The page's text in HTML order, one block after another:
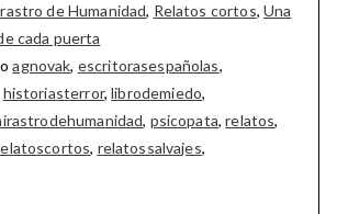
de Humanidad, Relatos cortos, Una
cada puerta
agnovak, escritorasespañolas,
historiasterror,librodemiedo,
, psicopata,relatos,
, relatossalvajes,